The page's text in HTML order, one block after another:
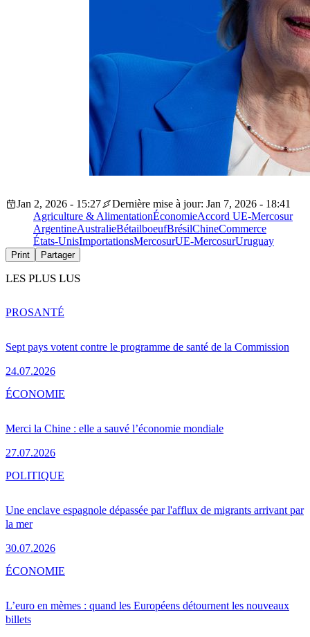
Jan 2, 2026 - 15:27
Dernière mise à jour: Jan 7, 2026 - 18:41
Agriculture & AlimentationÉconomieAccord UE-Mercosur
ArgentineAustralieBétailboeufBrésilChineCommerce
États-UnisImportationsMercosurUE-MercosurUruguay
Print Partager
LES PLUS LUS
Sept pays votent contre le programme de santé de la Commission
24.07.2026
PROSANTÉ
Merci la Chine : elle a sauvé l’économie mondiale
27.07.2026
ÉCONOMIE
Une enclave espagnole dépassée par l'afflux de migrants arrivant par
la mer
30.07.2026
POLITIQUE
L’euro en mèmes : quand les Européens détournent les nouveaux
billets
ÉCONOMIE